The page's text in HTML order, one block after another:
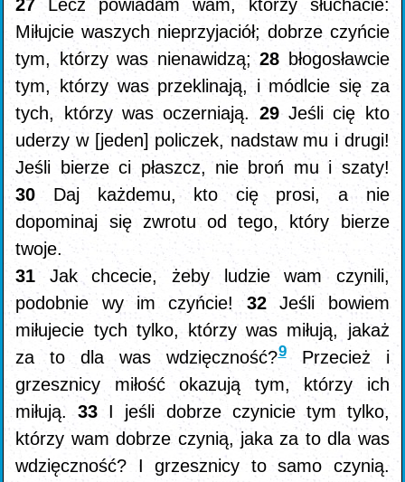
27
Lecz powiadam wam, którzy słuchacie:
Miłujcie waszych nieprzyjaciół; dobrze czyńcie
tym, którzy was nienawidzą;28 błogosławcie
tym, którzy was przeklinają, i módlcie się za
tych, którzy was oczerniają.29 Jeśli cię kto
uderzy w [jeden] policzek, nadstaw mu i drugi!
Jeśli bierze ci płaszcz, nie broń mu i szaty!
30 Daj każdemu, kto cię prosi, a nie
dopominaj się zwrotu od tego, który bierze
twoje.
31 Jak chcecie, żeby ludzie wam czynili,
podobnie wy im czyńcie!32Jeśli bowiem
miłujecie tych tylko, którzy was miłują, jakaż
za to dla was wdzięczność?9Przecież i
grzesznicy miłość okazują tym, którzy ich
miłują.33 I jeśli dobrze czynicie tym tylko,
którzy wam dobrze czynią, jaka za to dla was
wdzięczność? I grzesznicy to samo czynią.